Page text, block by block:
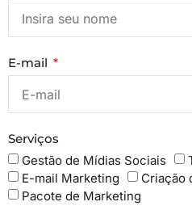
E-mail
Serviços
Gestão de Mídias Sociais
E-mail Marketing
Criação
Pacote de Marketing